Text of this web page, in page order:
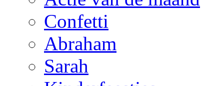
Confetti
Abraham
Sarah